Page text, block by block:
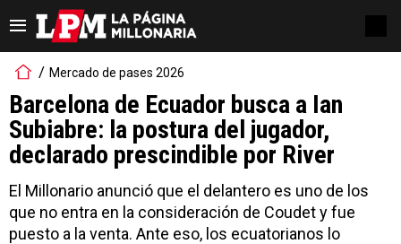
Mercado de pases 2026
Barcelona de Ecuador busca a Ian
Subiabre: la postura del jugador,
declarado prescindible por River
El Millonario anunció que el delantero es uno de los
que no entra en la consideración de Coudet y fue
puesto a la venta. Ante eso, los ecuatorianos lo